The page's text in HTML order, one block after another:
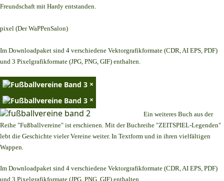
Freundschaft mit Hardy entstanden.
pixel (Der WaPPenSalon)
Im Downloadpaket sind 4 verschiedene Vektorgrafikformate (CDR, AI EPS, PDF)
und 3 Pixelgrafikformate (JPG, PNG, GIF) enthalten.
×
×
Ein weiteres Buch aus der
Reihe "Fußballvereine" ist erschienen. Mit der Buchreihe "ZEITSPIEL-Legenden"
lebt die Geschichte vieler Vereine weiter. In Textform und in ihren vielfältigen
Wappen.
Im Downloadpaket sind 4 verschiedene Vektorgrafikformate (CDR, AI EPS, PDF)
und 3 Pixelgrafikformate (JPG, PNG, GIF) enthalten.